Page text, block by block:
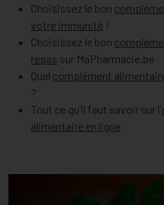
Choisissez le bon
votre immunité !
Choisissez le bon
repas sur MaPharmacie.be
Quel complément
?
Tout ce qu’il faut savoir sur l’
alimentaire en ligne